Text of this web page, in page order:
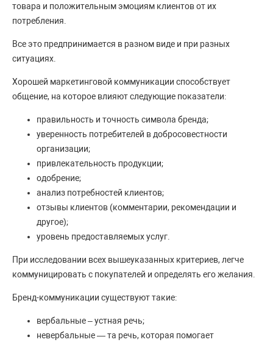
товара и положительным эмоциям клиентов от их
потребления.
Все это предпринимается в разном виде и при разных
ситуациях.
Хорошей маркетинговой коммуникации способствует
общение, на которое влияют следующие показатели:
правильность и точность символа бренда;
уверенность потребителей в добросовестности
организации;
привлекательность продукции;
одобрение;
анализ потребностей клиентов;
отзывы клиентов (комментарии, рекомендации и
другое);
уровень предоставляемых услуг.
При исследовании всех вышеуказанных критериев, легче
коммуницировать с покупателей и определять его желания.
Бренд-коммуникации существуют такие:
вербальные – устная речь;
невербальные — та речь, которая помогает